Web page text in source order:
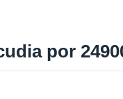
por